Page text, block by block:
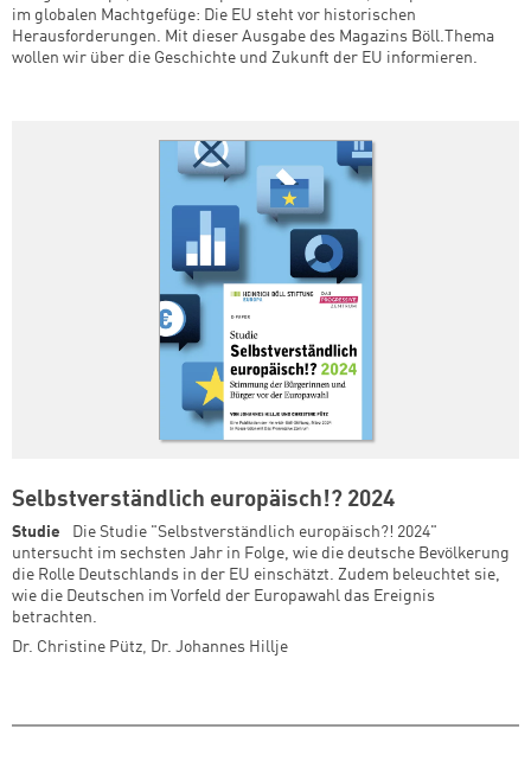
im globalen Machtgefüge: Die EU steht vor historischen
Herausforderungen. Mit dieser Ausgabe des Magazins Böll.Thema
wollen wir über die Geschichte und Zukunft der EU informieren.
Selbstverständlich europäisch!? 2024
Studie
Die Studie "Selbstverständlich europäisch?! 2024"
untersucht im sechsten Jahr in Folge, wie die deutsche Bevölkerung
die Rolle Deutschlands in der EU einschätzt. Zudem beleuchtet sie,
wie die Deutschen im Vorfeld der Europawahl das Ereignis
betrachten.
Dr. Christine Pütz, Dr. Johannes Hillje